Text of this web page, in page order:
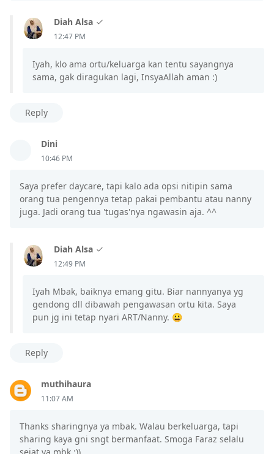
Diah Alsa
12:47 PM
Iyah, klo ama ortu/keluarga kan tentu sayangnya
sama, gak diragukan lagi, InsyaAllah aman :)
Reply
Dini
10:46 PM
Saya prefer daycare, tapi kalo ada opsi nitipin sama
orang tua pengennya tetap pakai pembantu atau nanny
juga. Jadi orang tua 'tugas'nya ngawasin aja. ^^
Diah Alsa
12:49 PM
Iyah Mbak, baiknya emang gitu. Biar nannyanya yg
gendong dll dibawah pengawasan ortu kita. Saya
pun jg ini tetap nyari ART/Nanny. 😀
Reply
muthihaura
11:07 AM
Thanks sharingnya ya mbak. Walau berkeluarga, tapi
sharing kaya gni sngt bermanfaat. Smoga Faraz selalu